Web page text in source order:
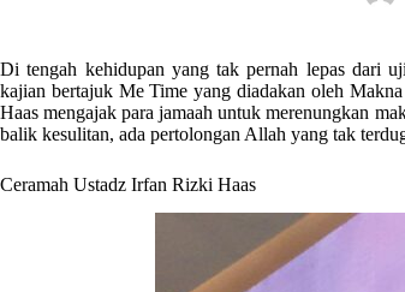
Di tengah kehidupan yang tak pernah lepas dari
kajian bertajuk Me Time yang diadakan oleh
Haas mengajak para jamaah untuk merenungkan
balik kesulitan, ada pertolongan Allah yang tak
Ceramah Ustadz Irfan Rizki Haas